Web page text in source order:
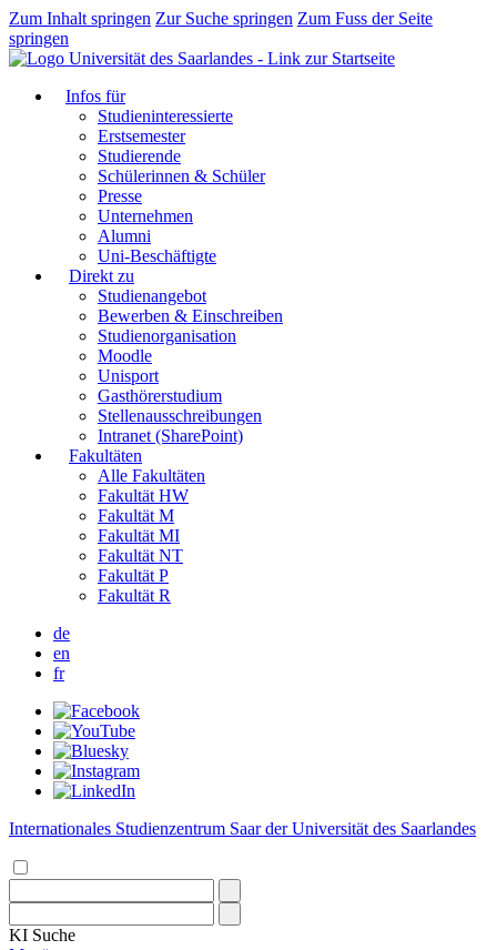
Zum Inhalt springen Zur Suche springen Zum Fuss der Seite
springen
Infos für
Studieninteressierte
Erstsemester
Studierende
Schülerinnen & Schüler
Presse
Unternehmen
Alumni
Uni-Beschäftigte
Direkt zu
Studienangebot
Bewerben & Einschreiben
Studienorganisation
Moodle
Unisport
Gasthörerstudium
Stellenausschreibungen
Intranet (SharePoint)
Fakultäten
Alle Fakultäten
Fakultät HW
Fakultät M
Fakultät MI
Fakultät NT
Fakultät P
Fakultät R
de
en
fr
Internationales Studienzentrum Saar der Universität des Saarlandes
KI Suche